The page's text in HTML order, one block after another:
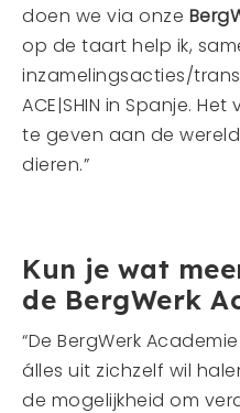
doen we via onze
op de taart help ik,
inzamelingsacties/
ACE|SHIN in Spanje.
te geven aan de
dieren.”
Kun je wat
de BergWerk
“De BergWerk
álles uit zichzelf wil
de mogelijkheid om